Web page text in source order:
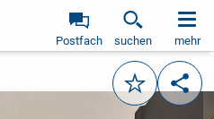
Postfach suchen mehr
Merken